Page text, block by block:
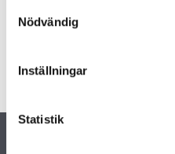
Nödvändig
Inställningar
Statistik
MØT OSS PÅ
Läs mer